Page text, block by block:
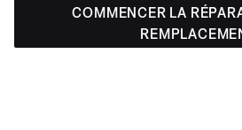
COMMENCER LA